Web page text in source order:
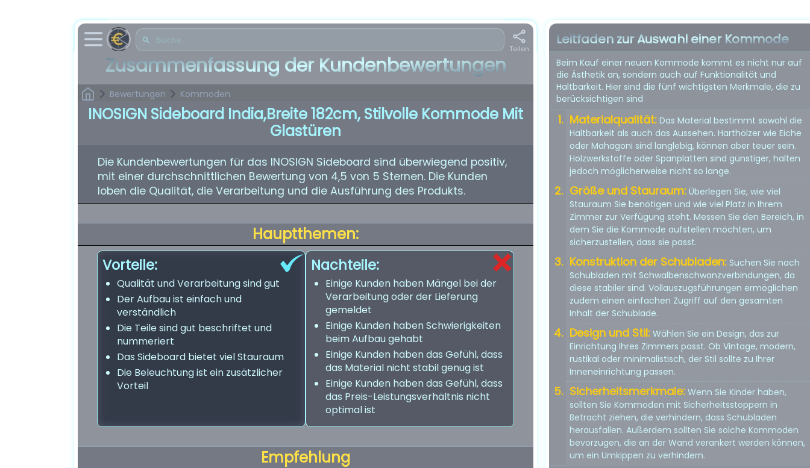
Teilen
Zusammenfassung der Kundenbewertungen
Bewertungen Kommoden
INOSIGN Sideboard India,Breite 182cm, Stilvolle Kommode Mit
Glastüren
Die Kundenbewertungen für das INOSIGN Sideboard sind überwiegend positiv,
mit einer durchschnittlichen Bewertung von 4,5 von 5 Sternen. Die Kunden
loben die Qualität, die Verarbeitung und die Ausführung des Produkts.
Hauptthemen:
Vorteile:
Qualität und Verarbeitung sind gut
Der Aufbau ist einfach und
verständlich
Die Teile sind gut beschriftet und
nummeriert
Das Sideboard bietet viel Stauraum
Die Beleuchtung ist ein zusätzlicher
Vorteil
Nachteile:
Einige Kunden haben Mängel bei der
Verarbeitung oder der Lieferung
gemeldet
Einige Kunden haben Schwierigkeiten
beim Aufbau gehabt
Einige Kunden haben das Gefühl, dass
das Material nicht stabil genug ist
Einige Kunden haben das Gefühl, dass
das Preis-Leistungsverhältnis nicht
optimal ist
Empfehlung
Leitfaden zur Auswahl einer Kommode
Beim Kauf einer neuen Kommode kommt es nicht nur auf
die Ästhetik an, sondern auch auf Funktionalität und
Haltbarkeit. Hier sind die fünf wichtigsten Merkmale, die zu
berücksichtigen sind
Materialqualität: Das Material bestimmt sowohl die
Haltbarkeit als auch das Aussehen. Harthölzer wie Eiche
oder Mahagoni sind langlebig, können aber teuer sein.
Holzwerkstoffe oder Spanplatten sind günstiger, halten
jedoch möglicherweise nicht so lange.
Größe und Stauraum: Überlegen Sie, wie viel
Stauraum Sie benötigen und wie viel Platz in Ihrem
Zimmer zur Verfügung steht. Messen Sie den Bereich, in
dem Sie die Kommode aufstellen möchten, um
sicherzustellen, dass sie passt.
Konstruktion der Schubladen: Suchen Sie nach
Schubladen mit Schwalbenschwanzverbindungen, da
diese stabiler sind. Vollauszugsführungen ermöglichen
zudem einen einfachen Zugriff auf den gesamten
Inhalt der Schublade.
Design und Stil: Wählen Sie ein Design, das zur
Einrichtung Ihres Zimmers passt. Ob Vintage, modern,
rustikal oder minimalistisch, der Stil sollte zu Ihrer
Inneneinrichtung passen.
Sicherheitsmerkmale: Wenn Sie Kinder haben,
sollten Sie Kommoden mit Sicherheitsstoppern in
Betracht ziehen, die verhindern, dass Schubladen
herausfallen. Außerdem sollten Sie solche Kommoden
bevorzugen, die an der Wand verankert werden können,
um ein Umkippen zu verhindern.